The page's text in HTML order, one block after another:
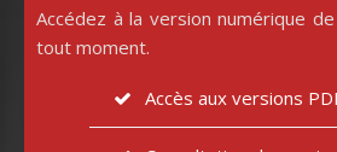
Accédez à la version numérique
tout moment.
Accès aux versions